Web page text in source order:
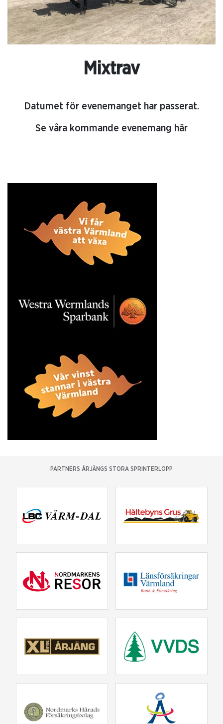
Mixtrav
Datumet för evenemanget har passerat.
Se våra kommande evenemang här
PARTNERS ÅRJÄNGS STORA SPRINTERLOPP